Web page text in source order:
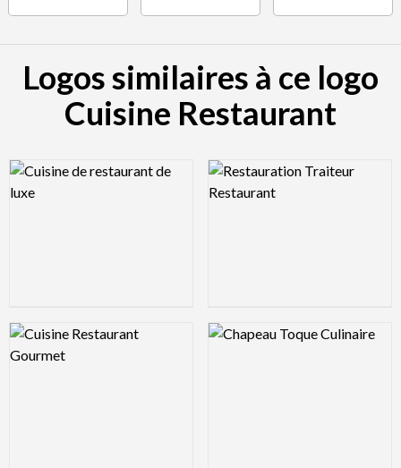
Logos similaires à ce logo
Cuisine Restaurant
Logo Preview Image Logo Preview Image
Logo Preview Image Logo Preview Image